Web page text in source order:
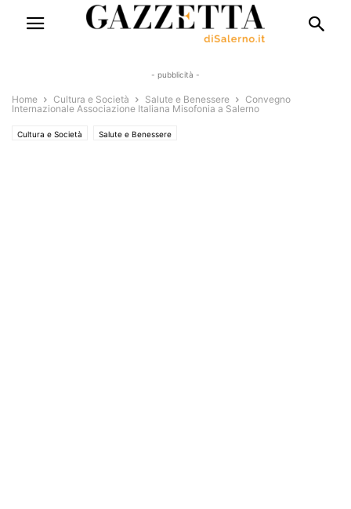
- pubblicità -
Home Cultura e Società Salute e Benessere
Convegno
Internazionale Associazione Italiana Misofonia a Salerno
Cultura e Società Salute e Benessere